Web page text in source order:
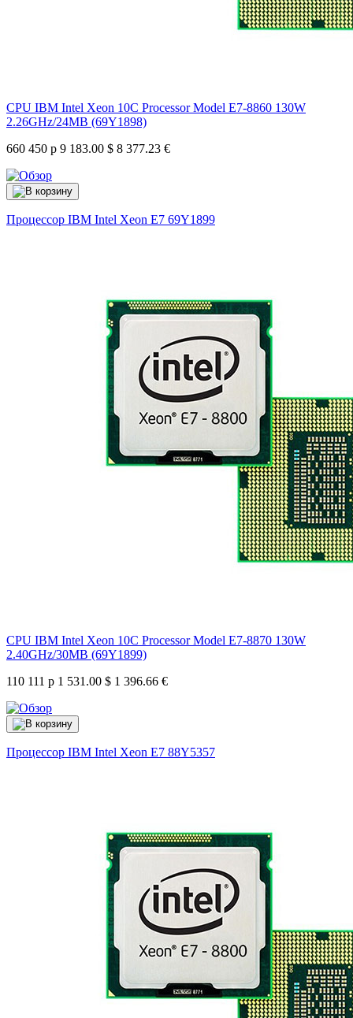
CPU IBM Intel Xeon 10C Processor Model E7-8860 130W
2.26GHz/24MB (69Y1898)
660 450 р 9 183.00 $ 8 377.23 €
Процессор IBM Intel Xeon E7 69Y1899
CPU IBM Intel Xeon 10C Processor Model E7-8870 130W
2.40GHz/30MB (69Y1899)
110 111 р 1 531.00 $ 1 396.66 €
Процессор IBM Intel Xeon E7 88Y5357